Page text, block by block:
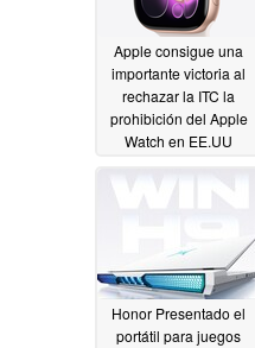
Apple consigue una
importante victoria al
rechazar la ITC la
prohibición del Apple
Watch en EE.UU
04/20/2026
Honor Presentado el
portátil para juegos